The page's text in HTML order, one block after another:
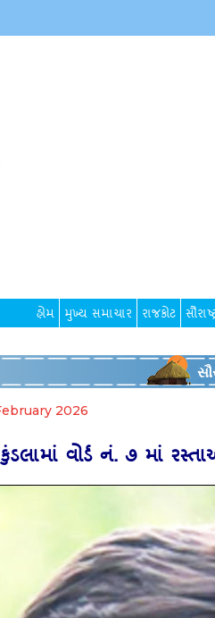
હોમ મુખ્ય સમાચાર રાજકોટ
2026
વોર્ડ નં. ૭ માં